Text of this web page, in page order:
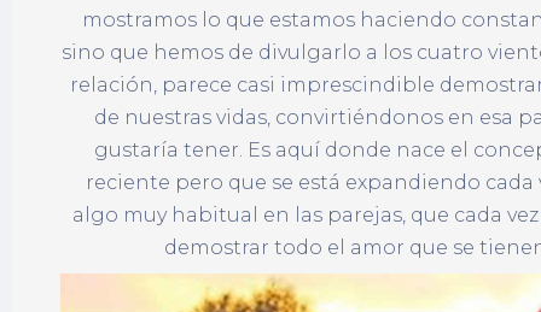
mostramos lo que estamos haciendo
sino que hemos de divulgarlo a los cuatro
relación, parece casi imprescindible
de nuestras vidas, convirtiéndonos en esa
gustaría tener. Es aquí donde nace el
reciente pero que se está expandiendo cada
algo muy habitual en las parejas, que cada
demostrar todo el amor que se